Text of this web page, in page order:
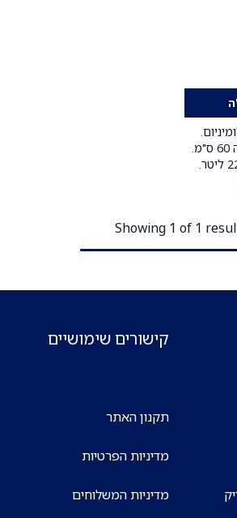
חמצן רפואי כלול. גובה 60 ס"מ.
תקן 5 שנים. 3 / 5 / 22 ליטר.
Showing 1 of 1
קישורים שימושיים
תקנון האתר
מדיניות הפרטיות
מדיניות המשלוחים